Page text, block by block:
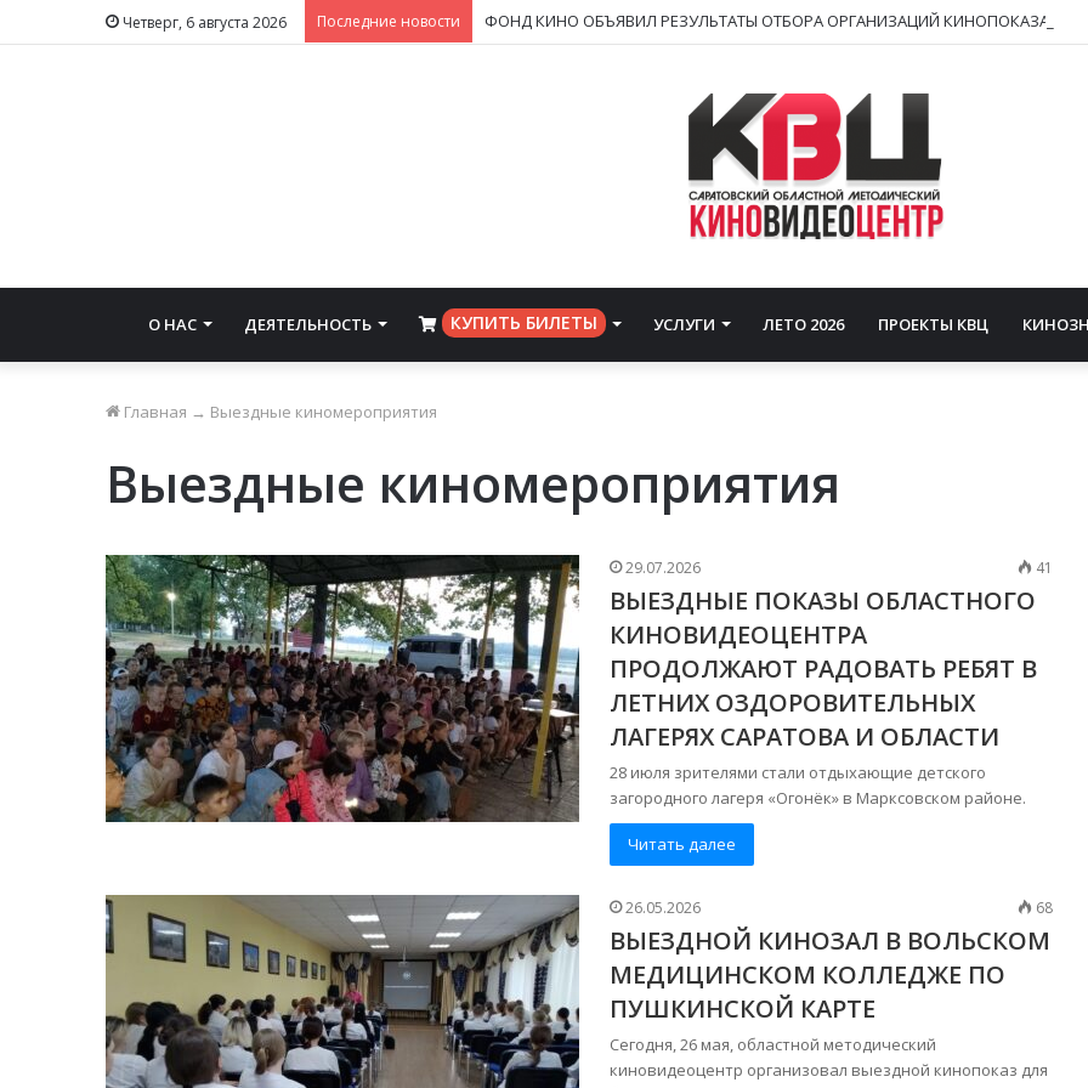
Четверг, 6 августа 2026 Последние новости
О НАС ДЕЯТЕЛЬНОСТЬ ⠀КУПИТЬ БИЛЕТЫ УСЛУГИ ЛЕТО 2026 ПРОЕКТЫ КВЦ
Главная → Выездные киномероприятия
Выездные киномероприятия
29.07.2026 41
ВЫЕЗДНЫЕ ПОКАЗЫ ОБЛАСТНОГО
КИНОВИДЕОЦЕНТРА
ПРОДОЛЖАЮТ РАДОВАТЬ РЕБЯТ В
ЛЕТНИХ ОЗДОРОВИТЕЛЬНЫХ
ЛАГЕРЯХ САРАТОВА И ОБЛАСТИ
28 июля зрителями стали отдыхающие детского
загородного лагеря «Огонёк» в Марксовском районе.
Читать далее
26.05.2026 68
ВЫЕЗДНОЙ КИНОЗАЛ В ВОЛЬСКОМ
МЕДИЦИНСКОМ КОЛЛЕДЖЕ ПО
ПУШКИНСКОЙ КАРТЕ
Сегодня, 26 мая, областной методический
киновидеоцентр организовал выездной кинопоказ для